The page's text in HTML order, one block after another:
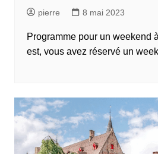
pierre 8 mai 2023
Programme pour un weekend
est, vous avez réservé un